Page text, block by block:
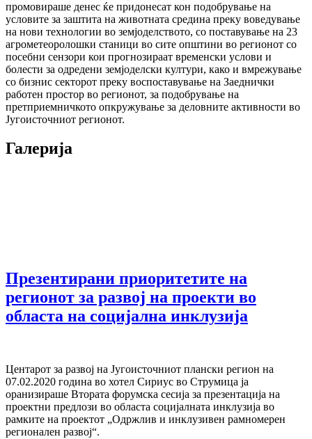
промовираше денес ќе придонесат кон подобрување на
условите за заштита на животната средина преку воведување
на нови технологии во земјоделството, со поставување на 23
агрометеоролошки станици во сите општини во регионот со
посебни сензори кои прогнозираат временски услови и
болести за одредени земјоделски култури, како и вмрежување
со бизнис секторот преку воспоставување на Заеднички
работен простор во регионот, за подобрување на
претприемничкото опкружување за деловните активности во
Југоисточниот регионот.
Галерија
Презентирани приоритетите на
регионот за развој на проекти во
областа на социјална инклузија
Центарот за развој на Југоисточниот плански регион на
07.02.2020 година во хотел Сириус во Струмица ја
оранизираше Втората форумска сесија за презентација на
проектни предлози во областа социјалната инклузија во
рамките на проектот „Одржлив и инклузивен рамномерен
регионален развој“.